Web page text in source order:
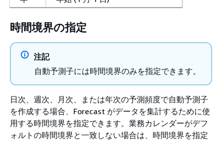
時間境界の指定
注記
自動予測子には時間境界のみを指定できます。
日次、週次、月次、または年次の予測頻度で自動予測子
を作成する場合、Forecast がデータを集計するために使
用する時間境界を指定できます。業務カレンダーがデフ
ォルトの時間境界と一致しない場合は、時間境界を指定